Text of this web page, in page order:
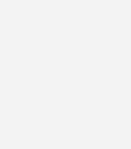
des Stahlteils unter der Last.
eine aufwendigere Instandsetzung
auch die Standfestigkeit erneuert.
aber voreilige pauschale
Altanlagen sinnvoll, um
– wie sie auch weitere Anbieter
die nur zwei, drei Jahre halten.